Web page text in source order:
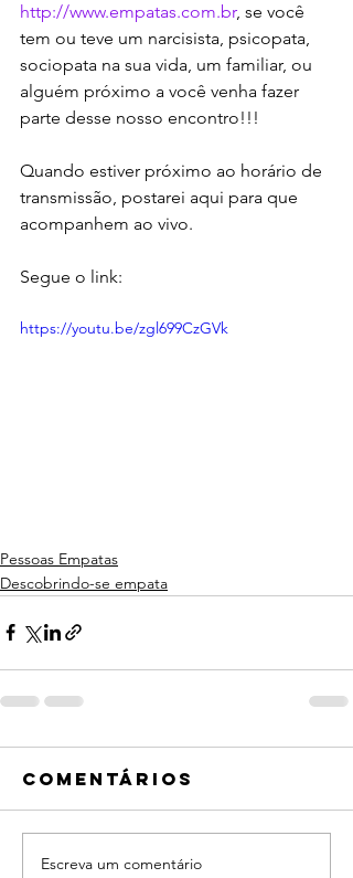
http://www.empatas.com.br, se você
tem ou teve um narcisista, psicopata,
sociopata na sua vida, um familiar, ou
alguém próximo a você venha fazer
parte desse nosso encontro!!!
Quando estiver próximo ao horário de
transmissão, postarei aqui para que
acompanhem ao vivo.
Segue o link:
https://youtu.be/zgl699CzGVk
Pessoas Empatas
Descobrindo-se empata
Comentários
Escreva um comentário